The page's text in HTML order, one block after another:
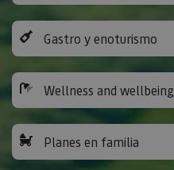
Gastro y enoturismo
Wellness and wellbeing
Planes en familia